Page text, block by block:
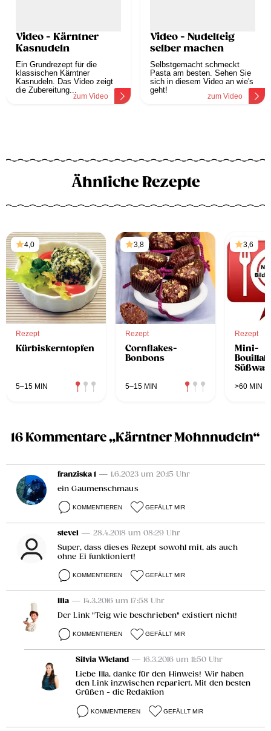
Video - Kärntner
Kasnudeln
Ein Grundrezept für die
klassischen Kärntner
Kasnudeln. Das Video zeigt
die Zubereitung...
zum Video
Video - Nudelteig
selber machen
Selbstgemacht schmeckt
Pasta am besten. Sehen Sie
sich in diesem Video an wie's
geht!
zum Video
Ähnliche Rezepte
4,0
Rezept
Kürbiskerntopfen
5–15 MIN
3,8
Rezept
Cornflakes-
Bonbons
5–15 MIN
3,6
Rezept
Mini-
>60 MIN
16 Kommentare „Kärntner Mohnnudeln“
franziska 1 — 1.6.2023 um 20:15 Uhr
ein Gaumenschmaus
KOMMENTIEREN GEFÄLLT MIR
stevel — 28.4.2018 um 08:29 Uhr
Super, dass dieses Rezept sowohl mit, als auch
ohne Ei funktioniert!
KOMMENTIEREN GEFÄLLT MIR
Illa — 14.3.2016 um 17:58 Uhr
Der Link "Teig wie beschrieben" existiert nicht!
KOMMENTIEREN GEFÄLLT MIR
Silvia Wieland — 16.3.2016 um 11:50 Uhr
Liebe Illa, danke für den Hinweis! Wir haben
den Link inzwischen repariert. Mit den besten
Grüßen - die Redaktion
KOMMENTIEREN GEFÄLLT MIR